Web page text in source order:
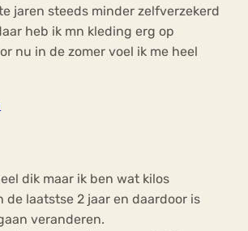
jaren steeds minder zelfverzekerd
heb ik mn kleding erg op
nu in de zomer voel ik me heel
dik maar ik ben wat kilos
de laatstse 2 jaar en daardoor is
veranderen.